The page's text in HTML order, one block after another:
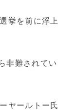
挙を前に浮
非難されてい
ヤールトー